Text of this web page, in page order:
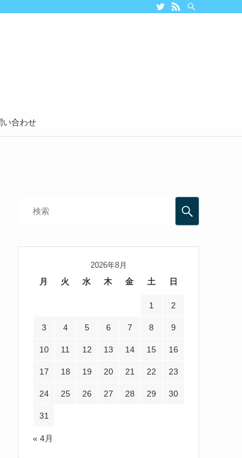
い合わせ
2026年8月
月 火 水 木 金 土 日
1 2
3 4 5 6 7 8 9
10 11 12 13 14 15 16
17 18 19 20 21 22 23
24 25 26 27 28 29 30
31
« 4月